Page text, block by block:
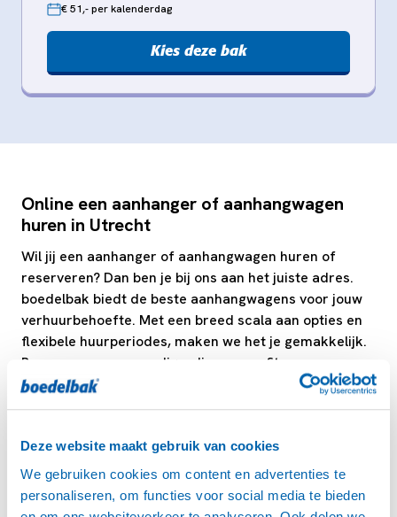
Deze website maakt gebruik van cookies
We gebruiken cookies om content en advertenties te
personaliseren, om functies voor social media te bieden
€ 51,- per kalenderdag
Kies deze bak
Online een aanhanger of aanhangwagen
huren in Utrecht
Wil jij een aanhanger of aanhangwagen huren of
reserveren? Dan ben je bij ons aan het juiste adres.
boedelbak biedt de beste aanhangwagens voor jouw
verhuurbehoefte. Met een breed scala aan opties en
flexibele huurperiodes, maken we het je gemakkelijk.
Reserveer nu eenvoudig online en profiteer van onze
scherpe tarieven en uitstekende service!
boedelbak locaties in Utrecht: West, Zuid,
Noord, Oost en Leidsche Rijn
Ontdek onze handige boedelbak locaties in Utrecht: